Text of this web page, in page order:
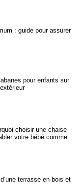
: guide pour assurer
pour enfants sur
choisir une chaise
votre bébé comme
terrasse en bois et